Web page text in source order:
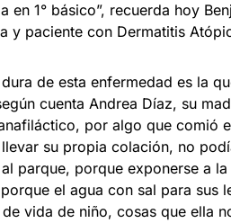
en 1° básico”, recuerda hoy
y paciente con Dermatitis
de esta enfermedad es la
cuenta Andrea Díaz, su
por algo que comió
su propia colación, no
parque, porque exponerse a
el agua con sal para sus
vida de niño, cosas que ella